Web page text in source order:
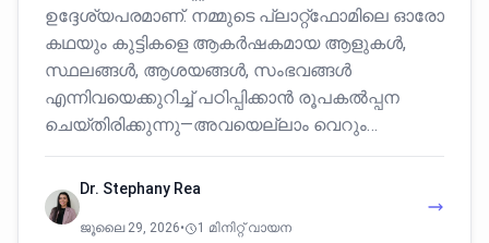
ഉദ്ദേശ്യപരമാണ്. നമ്മുടെ പ്ലാറ്റ്‌ഫോമിലെ ഓരോ
കഥയും കുട്ടികളെ ആകർഷകമായ ആളുകൾ,
സ്ഥലങ്ങൾ, ആശയങ്ങൾ, സംഭവങ്ങൾ
എന്നിവയെക്കുറിച്ച് പഠിപ്പിക്കാൻ രൂപകൽപ്പന
ചെയ്തിരിക്കുന്നു—അവയെല്ലാം വെറും…
Dr. Stephany Rea
ജൂലൈ 29, 2026• 1 മിനിറ്റ് വായന